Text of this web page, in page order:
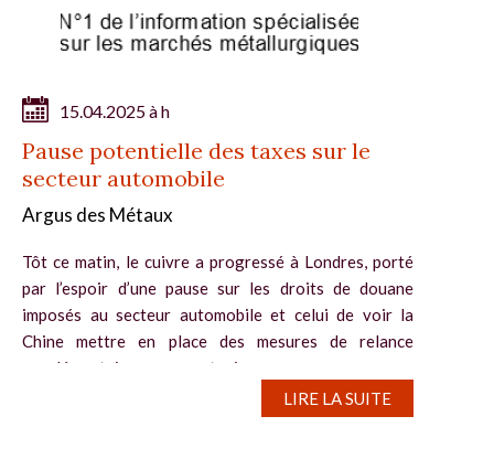
15.04.2025 à h
Pause potentielle des taxes sur le
secteur automobile
Argus des Métaux
Tôt ce matin, le cuivre a progressé à Londres, porté
par l’espoir d’une pause sur les droits de douane
imposés au secteur automobile et celui de voir la
Chine mettre en place des mesures de relance
supplémentaires pour soutenir sa...
LIRE LA SUITE